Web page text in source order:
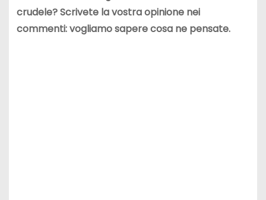
crudele? Scrivete la vostra opinione nei
commenti: vogliamo sapere cosa ne pensate.